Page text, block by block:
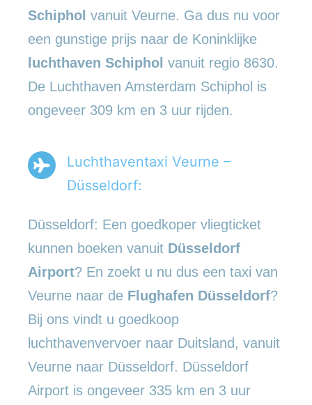
Schiphol vanuit Veurne. Ga dus nu voor
een gunstige prijs naar de Koninklijke
luchthaven Schiphol vanuit regio 8630.
De Luchthaven Amsterdam Schiphol is
ongeveer 309 km en 3 uur rijden.
Luchthaventaxi Veurne –
Düsseldorf:
Düsseldorf: Een goedkoper vliegticket
kunnen boeken vanuit Düsseldorf
Airport? En zoekt u nu dus een taxi van
Veurne naar de Flughafen Düsseldorf?
Bij ons vindt u goedkoop
luchthavenvervoer naar Duitsland, vanuit
Veurne naar Düsseldorf. Düsseldorf
Airport is ongeveer 335 km en 3 uur